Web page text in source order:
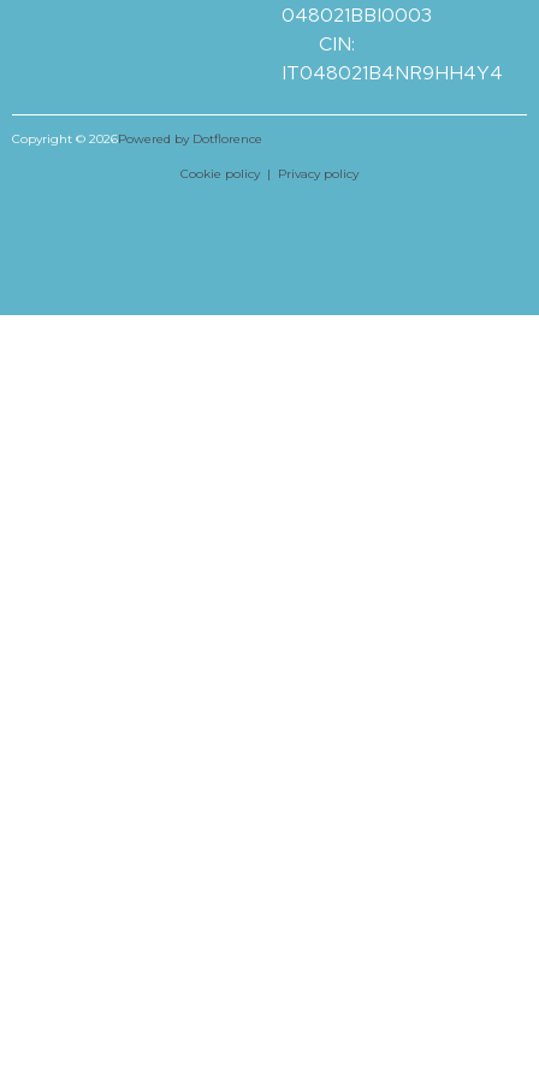
048021BBI0003
CIN:
IT048021B4NR9HH4Y4
Copyright © 2026Powered by Dotflorence
Cookie policy | Privacy policy